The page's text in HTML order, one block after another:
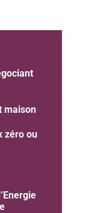
maison
zéro ou